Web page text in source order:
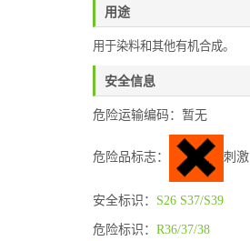
用途
用于染料和其他有机合成。
安全信息
危险运输编码：暂无
危险品标志： 刺激
安全标识： S26 S37/S39
危险标识： R36/37/38